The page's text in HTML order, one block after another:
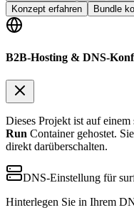
Konzept erfahren
Bundle
B2B-Hosting & DNS-
Dieses Projekt ist auf einem
Run Container gehostet.
direkt darüberschalten.
DNS-Einstellung für
Hinterlegen Sie in Ihrem